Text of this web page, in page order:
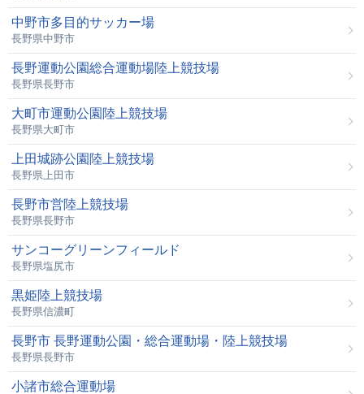
中野市多目的サッカー場
長野県中野市
長野運動公園総合運動場陸上競技場
長野県長野市
大町市運動公園陸上競技場
長野県大町市
上田城跡公園陸上競技場
長野県上田市
長野市営陸上競技場
長野県長野市
サンコーグリーンフィールド
長野県塩尻市
黒姫陸上競技場
長野県信濃町
長野市 長野運動公園・総合運動場・陸上競技場
長野県長野市
小諸市総合運動場